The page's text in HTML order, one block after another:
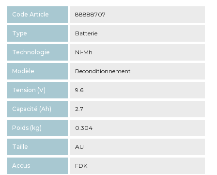
Code Article 88888707
Type Batterie
Technologie Ni-Mh
Modèle Reconditionnement
Tension (V) 9.6
Capacité (Ah) 2.7
Poids (kg) 0.304
Taille AU
Accus FDK